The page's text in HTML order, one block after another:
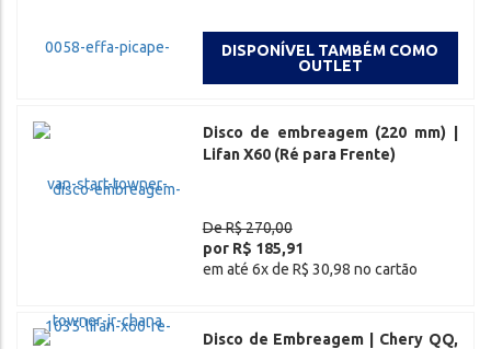
DISPONÍVEL TAMBÉM COMO
OUTLET
Disco de embreagem (220 mm) |
Lifan X60 (Ré para Frente)
De R$ 270,00
por R$ 185,91
em até 6x de R$ 30,98 no cartão
Disco de Embreagem | Chery QQ,